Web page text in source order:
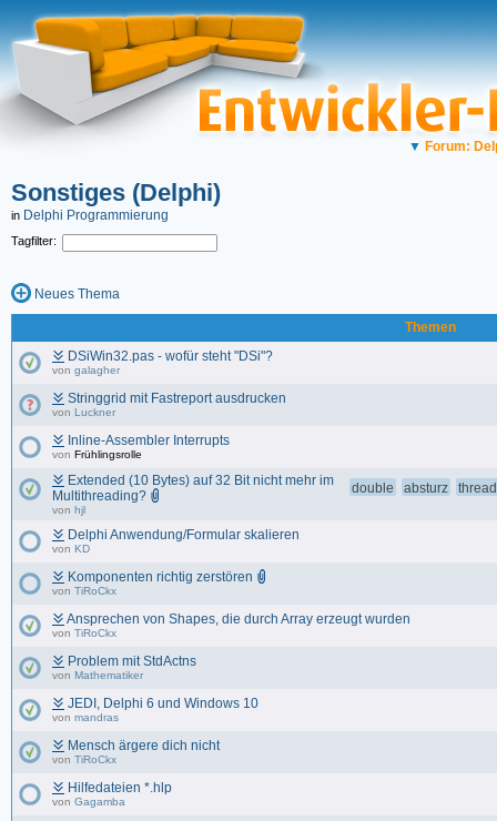
▼ Forum:
Sonstiges (Delphi)
in Delphi Programmierung
Tagfilter:
Neues Thema
Themen
DSiWin32.pas - wofür steht "DSi"?
von galagher
Stringgrid mit Fastreport ausdrucken
von Luckner
Inline-Assembler Interrupts
von Frühlingsrolle
double absturz thread
Extended (10 Bytes) auf 32 Bit nicht mehr im
Multithreading?
von hjl
Delphi Anwendung/Formular skalieren
von KD
Komponenten richtig zerstören
von TiRoCkx
Ansprechen von Shapes, die durch Array erzeugt wurden
von TiRoCkx
Problem mit StdActns
von Mathematiker
JEDI, Delphi 6 und Windows 10
von mandras
Mensch ärgere dich nicht
von TiRoCkx
Hilfedateien *.hlp
von Gagamba